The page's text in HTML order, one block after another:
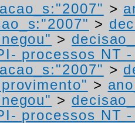
>
>
>
processos NT
>
>
>
processos NT